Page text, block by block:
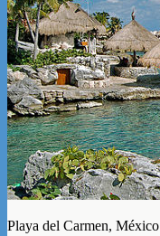
Playa del Carmen, México